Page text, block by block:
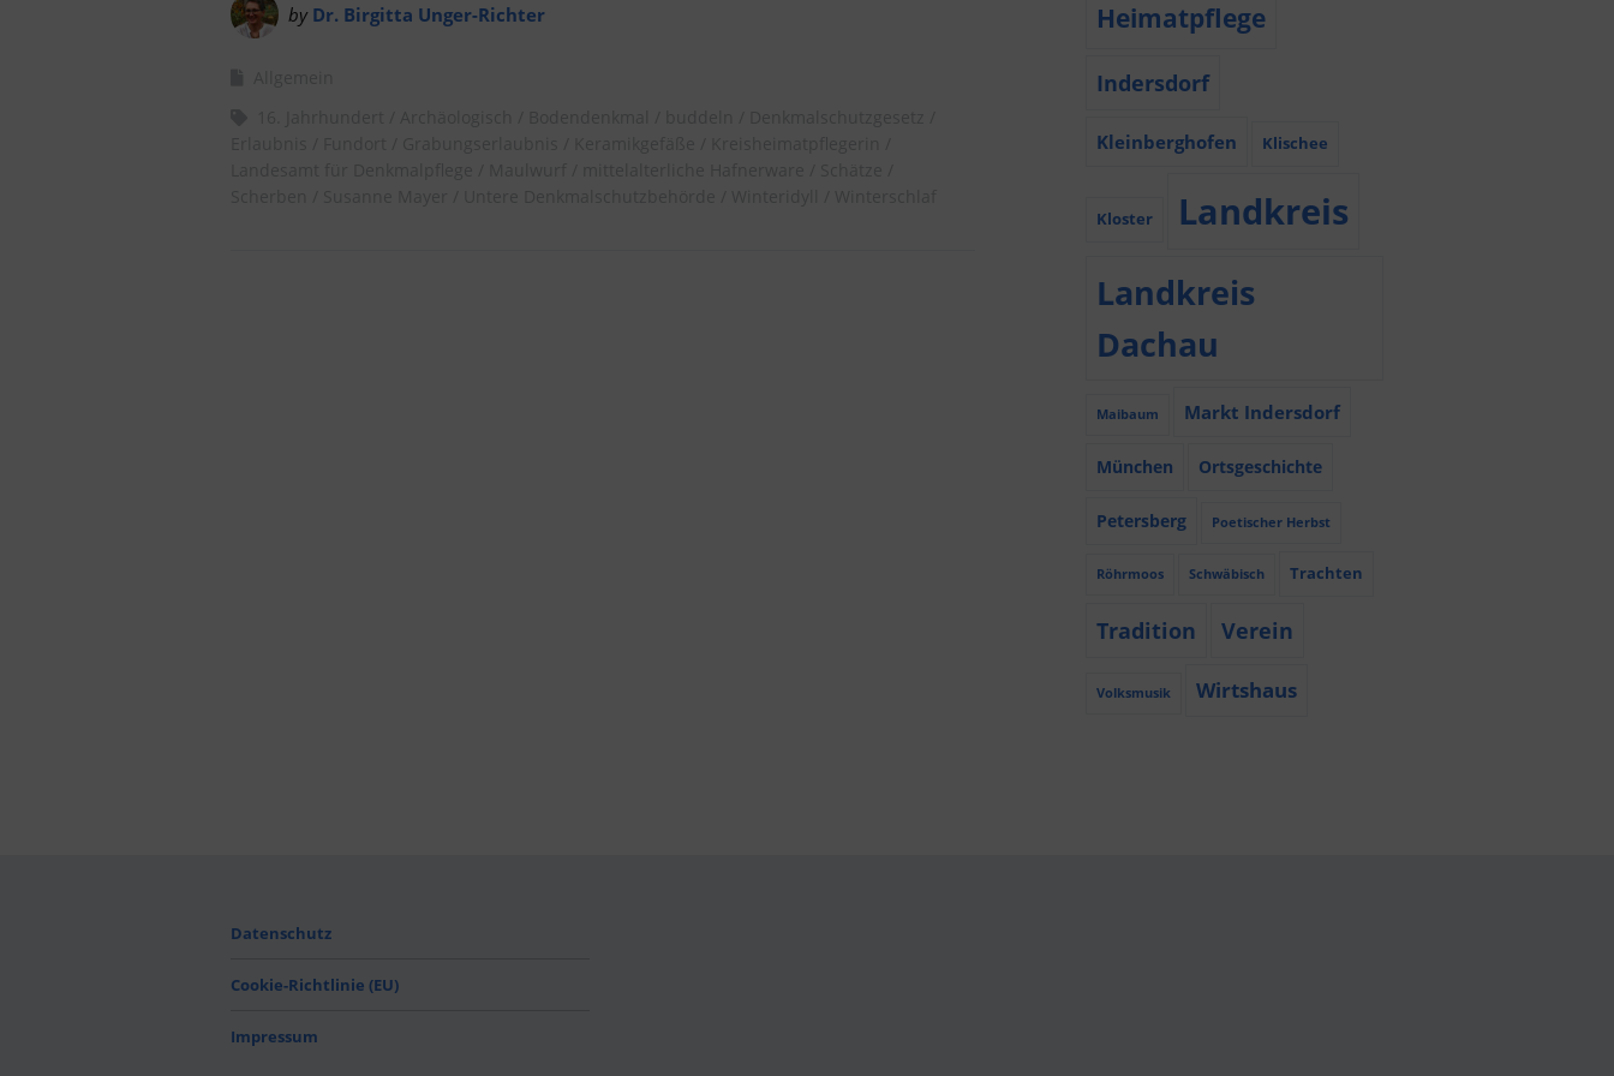
by Dr. Birgitta Unger-Richter Heimatpflege
Indersdorf
Kleinberghofen Klischee
Kloster Landkreis
Landkreis
Dachau
Maibaum Markt Indersdorf
München Ortsgeschichte
Petersberg Poetischer Herbst
Röhrmoos Schwäbisch Trachten
Tradition Verein
Volksmusik Wirtshaus
Datenschutz
Cookie-Richtlinie (EU)
Impressum